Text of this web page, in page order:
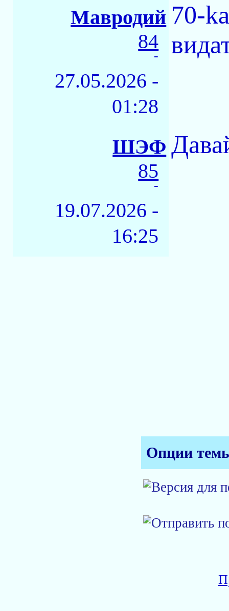
Мавродий
84
-
27.05.2026 -
01:28
70-
ШЭФ
85
-
19.07.2026 -
16:25
Опции